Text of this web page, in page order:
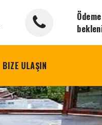
Ödeme
BIZE ULAŞIN